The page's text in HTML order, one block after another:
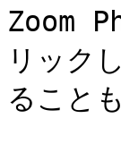
Zoom
リック
ること